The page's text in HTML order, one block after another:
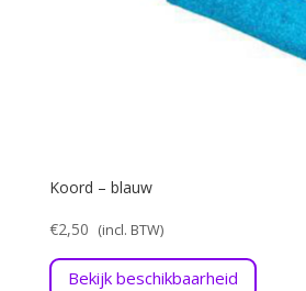
Koord – blauw
€2,50
Bekijk beschikbaarheid